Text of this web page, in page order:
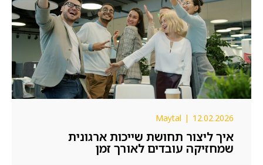
– יתרון
מחפשים תפקיד עם השפעה, סביבת עבודה
איכותית ותמריצים שווים? הצטרפו למוקד הצמיחה
של חברת האשראי המובילה בישראל.
12.02.2026
Maytal
איך ליצור תחושת שייכות ארגונית
שמחזיקה עובדים לאורך זמן